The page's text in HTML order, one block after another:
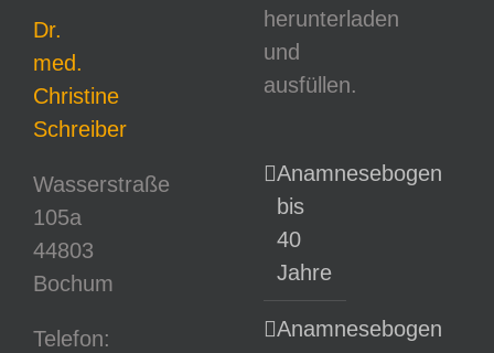
Dr.
med.
Christine
Schreiber
Wasserstraße
105a
44803
Bochum
Telefon:
herunterladen
und
ausfüllen.
Anamnesebogen
bis
40
Jahre
Anamnesebogen